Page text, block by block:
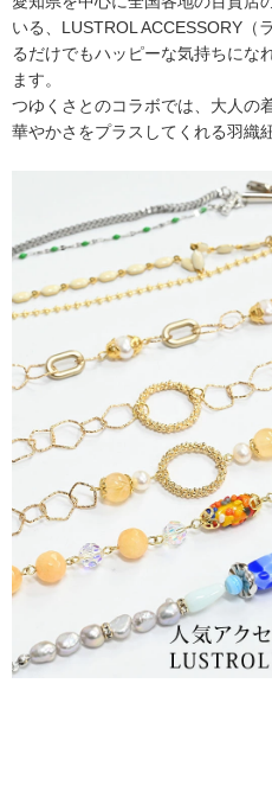
いる、LUSTROL ACCESSORY（
るだけでもハッピーな気持ちにな
ます。
つゆくさとのコラボでは、大人の
華やかさをプラスしてくれる羽織